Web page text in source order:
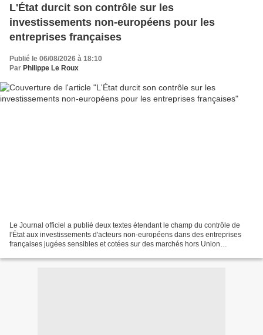
L'État durcit son contrôle sur les
investissements non-européens pour les
entreprises françaises
Publié le 06/08/2026 à 18:10
Par Philippe Le Roux
Le Journal officiel a publié deux textes étendant le champ du contrôle de
l'État aux investissements d'acteurs non-européens dans des entreprises
françaises jugées sensibles et cotées sur des marchés hors Union